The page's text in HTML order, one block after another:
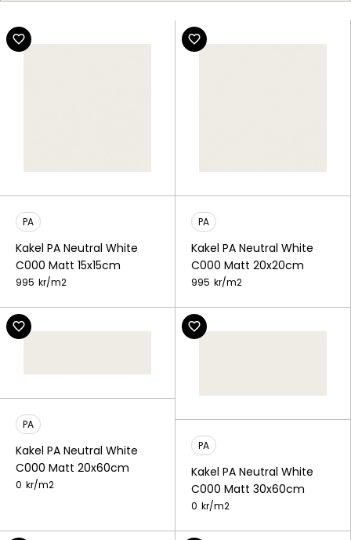
PA
Kakel PA Neutral White
C000 Matt 15x15cm
995 kr/m2
PA
Kakel PA Neutral White
C000 Matt 20x20cm
995 kr/m2
PA
Kakel PA Neutral White
C000 Matt 20x60cm
0 kr/m2
PA
Kakel PA Neutral White
C000 Matt 30x60cm
0 kr/m2